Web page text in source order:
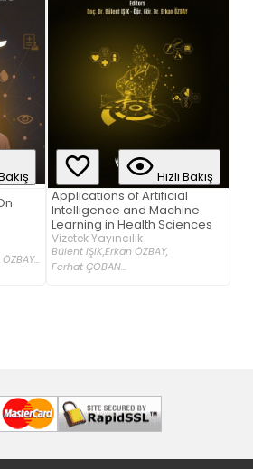
Hızlı Bakış
Applications of Artificial
Intelligence and Machine
Learning in Health Sciences
Vizetek Yayıncılık
Bülent IŞIK,Erkan ÖZBAY,
Ferhat ÇOBAN...